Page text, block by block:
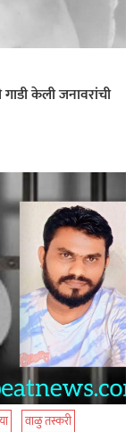
गाडी केली जनावरांची
वाळु तस्करी